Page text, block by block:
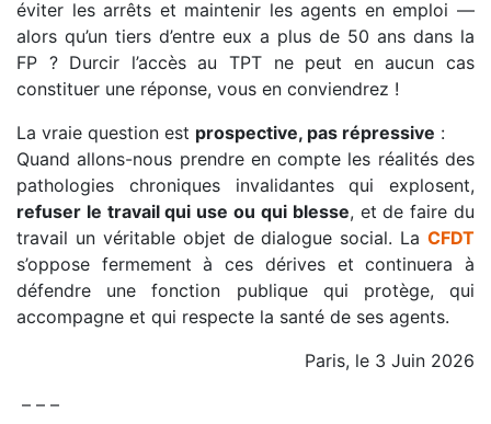
éviter les arrêts et maintenir les agents en emploi —
alors qu’un tiers d’entre eux a plus de 50 ans dans la
FP ? Durcir l’accès au TPT ne peut en aucun cas
constituer une réponse, vous en conviendrez !
La vraie question est prospective, pas répressive :
Quand allons-nous prendre en compte les réalités des
pathologies chroniques invalidantes qui explosent,
refuser le travail qui use ou qui blesse, et de faire du
travail un véritable objet de dialogue social. La CFDT
s’oppose fermement à ces dérives et continuera à
défendre une fonction publique qui protège, qui
accompagne et qui respecte la santé de ses agents.
Paris, le 3 Juin 2026
– – –